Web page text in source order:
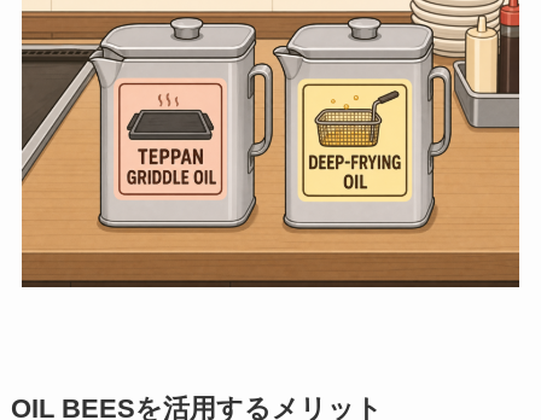
OIL BEESを活用するメリット